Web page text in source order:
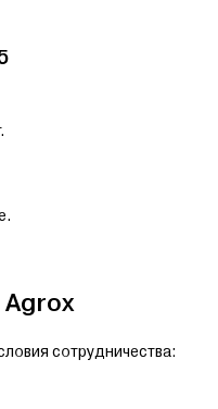
Agrox
сотрудничества: